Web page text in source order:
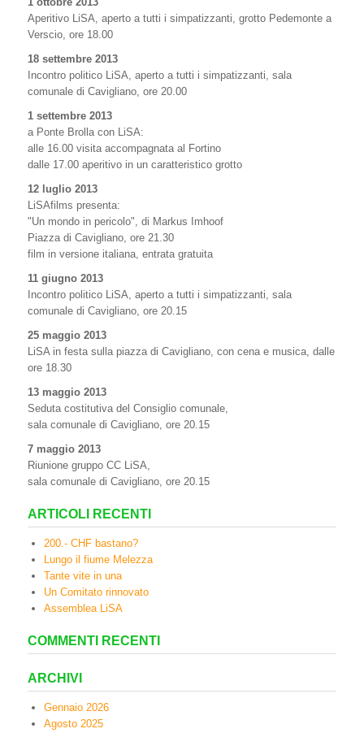
Aperitivo LiSA, aperto a tutti i simpatizzanti, grotto Pedemonte a
Verscio, ore 18.00
18 settembre 2013
Incontro politico LiSA, aperto a tutti i simpatizzanti, sala
comunale di Cavigliano, ore 20.00
1 settembre 2013
a Ponte Brolla con LiSA:
alle 16.00 visita accompagnata al Fortino
dalle 17.00 aperitivo in un caratteristico grotto
12 luglio 2013
LiSAfilms presenta:
"Un mondo in pericolo", di Markus Imhoof
Piazza di Cavigliano, ore 21.30
film in versione italiana, entrata gratuita
11 giugno 2013
Incontro politico LiSA, aperto a tutti i simpatizzanti, sala
comunale di Cavigliano, ore 20.15
25 maggio 2013
LiSA in festa sulla piazza di Cavigliano, con cena e musica, dalle
ore 18.30
13 maggio 2013
Seduta costitutiva del Consiglio comunale,
sala comunale di Cavigliano, ore 20.15
7 maggio 2013
Riunione gruppo CC LiSA,
sala comunale di Cavigliano, ore 20.15
ARTICOLI RECENTI
200.- CHF bastano?
Lungo il fiume Melezza
Tante vite in una
Un Comitato rinnovato
Assemblea LiSA
COMMENTI RECENTI
ARCHIVI
Gennaio 2026
Agosto 2025